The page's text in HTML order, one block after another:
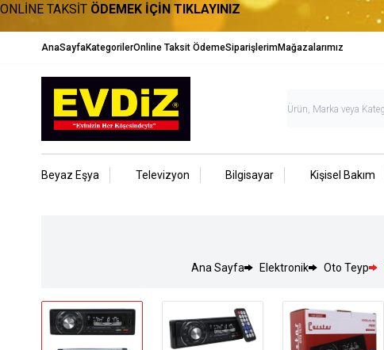
ONLİNE TAKSİT ÖDEMEK İÇİN TIKLAYINIZ
AnaSayfaKategorilerOnline Taksit ÖdemeSiparişlerimMağazalarımız
Beyaz Eşya Televizyon Bilgisayar Kişisel Bakım
Ana Sayfa Elektronik Oto Teyp